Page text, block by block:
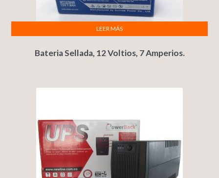
Bateria Sellada, 12 Voltios, 7 Amperios.
LEER MÁS